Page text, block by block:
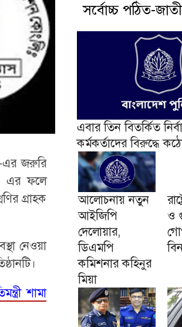
এর জরুরি
এর ফলে
গ্রাহক
নেওয়া
শামা
সর্বোচ্চ পঠিত-
এবার তিন বিতর্কিত
কর্মকর্তাদের বিরুদ্ধে
আলোচনায় নতুন
আইজিপি
দেলোয়ার,
ডিএমপি
কমিশনার কহিনুর
মিয়া
ও